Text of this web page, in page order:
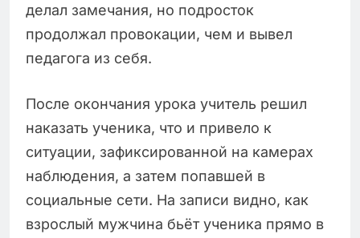
делал замечания, но подросток
продолжал провокации, чем и вывел
педагога из себя.
После окончания урока учитель решил
наказать ученика, что и привело к
ситуации, зафиксированной на камерах
наблюдения, а затем попавшей в
социальные сети. На записи видно, как
взрослый мужчина бьёт ученика прямо в